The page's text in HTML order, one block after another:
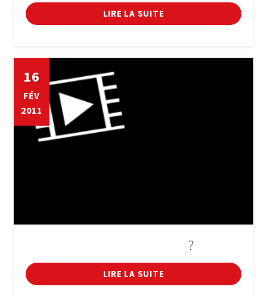
LIRE LA SUITE
16
FÉV
2011
?
LIRE LA SUITE